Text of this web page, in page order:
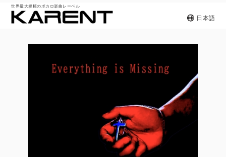
世界最大規模のボカロ楽曲レーベル
日本語